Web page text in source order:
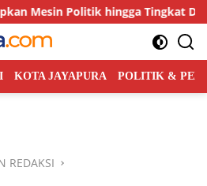
Politik hingga Tingkat Distrik
KOTA JAYAPURA POLITIK &
REDAKSI